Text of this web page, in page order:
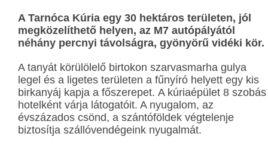
A Tarnóca Kúria egy 30 hektáros területen, jól
megközelíthető helyen, az M7 autópályától
néhány percnyi távolságra, gyönyörű vidéki kör.
A tanyát körülölelő birtokon szarvasmarha gulya
legel és a ligetes területen a fűnyíró helyett egy kis
birkanyáj kapja a főszerepet. A kúriaépület 8 szobás
hotelként várja látogatóit. A nyugalom, az
évszázados csönd, a szántóföldek végtelenje
biztosítja szállóvendégeink nyugalmát.